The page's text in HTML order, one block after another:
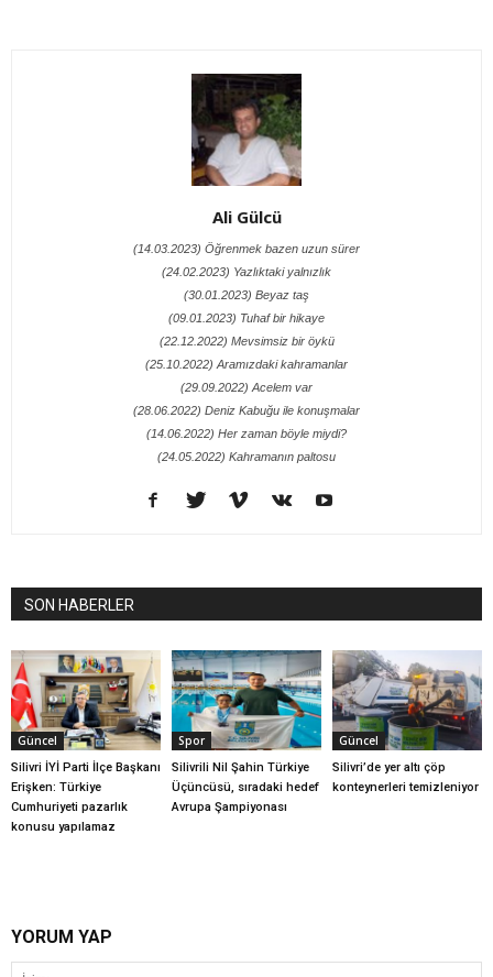
Ali Gülcü
(14.03.2023) Öğrenmek bazen uzun sürer
(24.02.2023) Yazlıktaki yalnızlık
(30.01.2023) Beyaz taş
(09.01.2023) Tuhaf bir hikaye
(22.12.2022) Mevsimsiz bir öykü
(25.10.2022) Aramızdaki kahramanlar
(29.09.2022) Acelem var
(28.06.2022) Deniz Kabuğu ile konuşmalar
(14.06.2022) Her zaman böyle miydi?
(24.05.2022) Kahramanın paltosu
SON HABERLER
Güncel
Silivri İYİ Parti İlçe Başkanı
Erişken: Türkiye
Cumhuriyeti pazarlık
konusu yapılamaz
Spor
Silivrili Nil Şahin Türkiye
Üçüncüsü, sıradaki hedef
Avrupa Şampiyonası
Güncel
Silivri’de yer altı çöp
konteynerleri temizleniyor
YORUM YAP